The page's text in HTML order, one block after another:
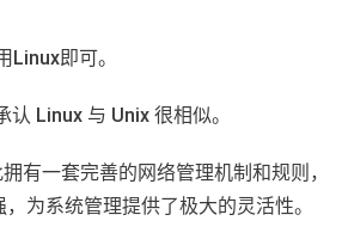
即可。
Linux 与 Unix 很相似。
有一套完善的网络管理机制和规则，
为系统管理提供了极大的灵活性。